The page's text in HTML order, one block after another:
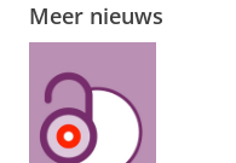
Meer nieuws